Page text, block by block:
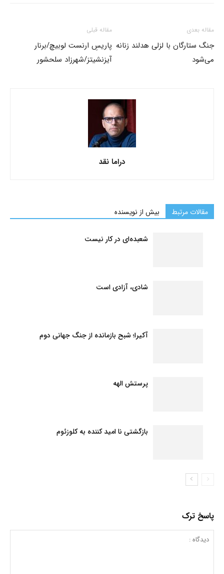
مقاله قبلی
پاریسِ ارنست لوبیچ/برنار
آیزنشیتز/شهرزاد سلحشور
مقاله بعدی
جنگ ستارگان با لزلی هدلند زنانه
می‌شود
دراما نقد
مقالات مرتبط بیش از نویسنده
شعبده‌ای در کار نیست
شادی، آزادی است
آکیرا؛ شبح بازمانده از جنگ جهانی دوم
پرستش الهه
بازگشتی نا امید کننده به کلوزئوم
پاسخ ترک